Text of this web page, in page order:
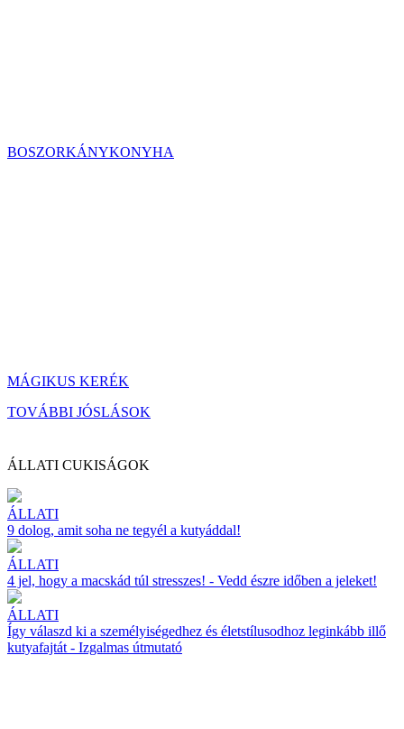
BOSZORKÁNYKONYHA
MÁGIKUS KERÉK
TOVÁBBI JÓSLÁSOK
ÁLLATI CUKISÁGOK
ÁLLATI
9 dolog, amit soha ne tegyél a kutyáddal!
ÁLLATI
4 jel, hogy a macskád túl stresszes! - Vedd észre időben a jeleket!
ÁLLATI
Így válaszd ki a személyiségedhez és életstílusodhoz leginkább illő
kutyafajtát - Izgalmas útmutató